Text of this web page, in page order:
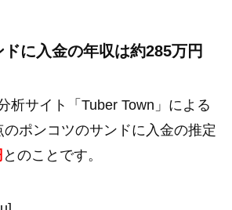
に入金の年収は約285万円
析サイト「Tuber Town」による
のポンコツのサンドに入金の推定
とのことです。